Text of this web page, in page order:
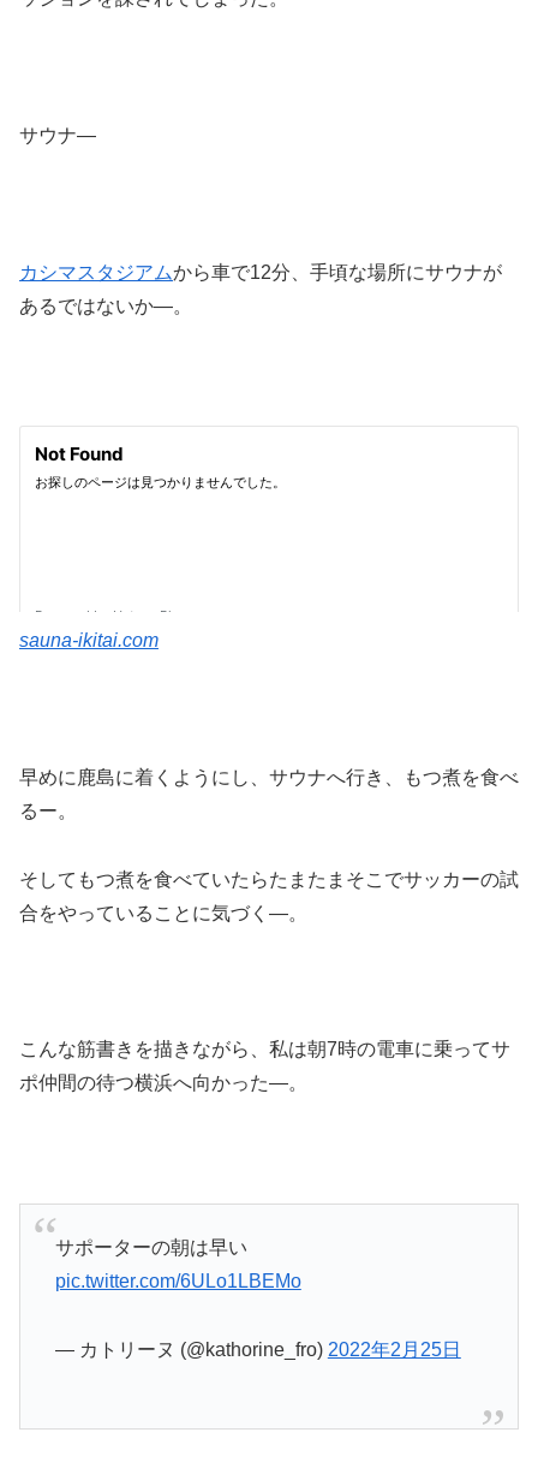
サウナ―
カシマスタジアムから車で12分、手頃な場所にサウナが
あるではないか―。
sauna-ikitai.com
早めに鹿島に着くようにし、サウナへ行き、もつ煮を食べ
るー。
そしてもつ煮を食べていたらたまたまそこでサッカーの試
合をやっていることに気づく―。
こんな筋書きを描きながら、私は朝7時の電車に乗ってサ
ポ仲間の待つ横浜へ向かった―。
サポーターの朝は早い
pic.twitter.com/6ULo1LBEMo
— カトリーヌ (@kathorine_fro) 2022年2月25日